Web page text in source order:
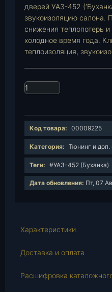
дверей УАЗ-452
звукоизоляцию салона.
снижения теплопотерь
холодное время года.
теплоизоляция,
К
и
ч
с
о
в
р
У
Код товара: 00009225
Категория: Тюнинг и доп.
Теги: #УАЗ-452 (Буханка)
Дата обновления: Пт, 07
Характеристики
Доставка и оплата
Расшифровка